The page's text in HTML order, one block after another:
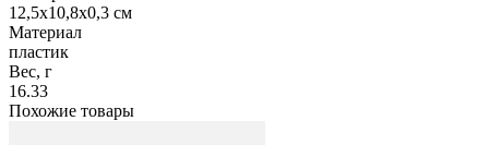
12,5x10,8x0,3 см
Материал
пластик
Вес, г
16.33
Похожие товары